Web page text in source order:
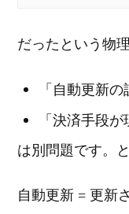
だったという物
「自動更新の
「決済手段
は別問題です。
自動更新 = 更新